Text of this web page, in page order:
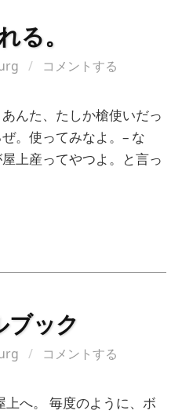
る。
/ コメントする
んた、たしか槍使いだっ
。使ってみなよ。– な
上産ってやつよ。と言っ
ブック
/ コメントする
へ。 毎度のように、ボ